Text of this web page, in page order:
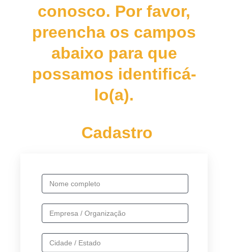
conosco. Por favor,
preencha os campos
abaixo para que
possamos identificá-
lo(a).
Cadastro